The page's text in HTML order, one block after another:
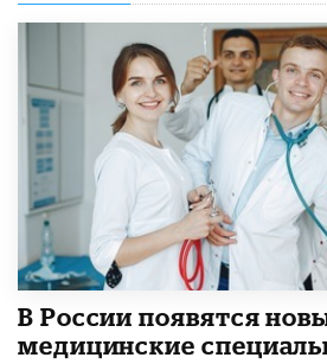
В России появятся
медицинские